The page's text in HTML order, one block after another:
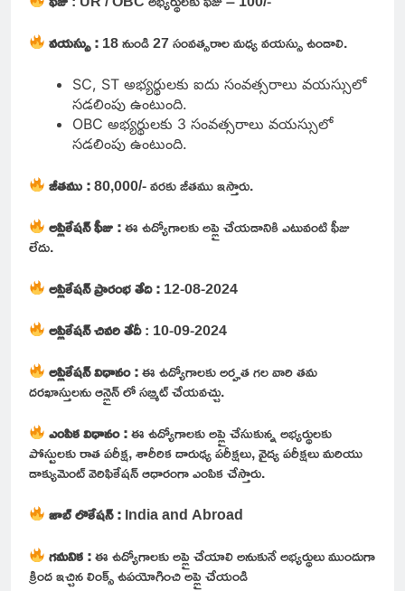
వయస్సు :18 నుండి 27 సంవత్సరాల మధ్య వయస్సు ఉండాలి.
SC, ST అభ్యర్థులకు ఐదు సంవత్సరాలు వయస్సులో
సడలింపు ఉంటుంది.
OBC అభ్యర్థులకు 3 సంవత్సరాలు వయస్సులో
సడలింపు ఉంటుంది.
జీతము :80,000/- వరకు జీతము ఇస్తారు.
అప్లికేషన్ ఫీజు :ఈ ఉద్యోగాలకు అప్లై చేయడానికి ఎటువంటి ఫీజు
లేదు.
అప్లికేషన్ ప్రారంభ తేది :12-08-2024
అప్లికేషన్ చివరి తేదీ: 10-09-2024
అప్లికేషన్ విధానం :ఈ ఉద్యోగాలకు అర్హత గల వారి తమ
దరఖాస్తులను ఆన్లైన్ లో సబ్మిట్ చేయవచ్చు.
ఎంపిక విధానం :ఈ ఉద్యోగాలకు అప్లై చేసుకున్న అభ్యర్థులకు
పోస్టులకు రాత పరీక్ష, శారీరిక దారుఢ్య పరీక్షలు, వైద్య పరీక్షలు మరియు
డాక్యుమెంట్ వెరిఫికేషన్ ఆధారంగా ఎంపిక చేస్తారు.
జాబ్ లొకేషన్ :India and Abroad
గమనిక :ఈ ఉద్యోగాలకు అప్లై చేయాలి అనుకునే అభ్యర్థులు ముందుగా
క్రింద ఇచ్చిన లింక్స్ ఉపయోగించి అప్లై చేయండి